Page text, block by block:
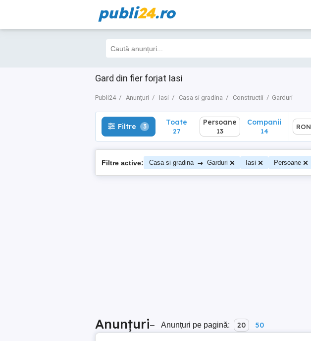
publi24.ro
Gard din fier forjat Iasi
Publi24 Anunțuri Iasi Casa si gradina Constructii Garduri
Filtre 3 Toate
27
Filtre 3 Toate
27
Persoane
13
Companii
14
RON
Filtre active: Casa si gradina → Garduri Iasi Persoane
Anunțuri– Anunțuri pe pagină: 20 50